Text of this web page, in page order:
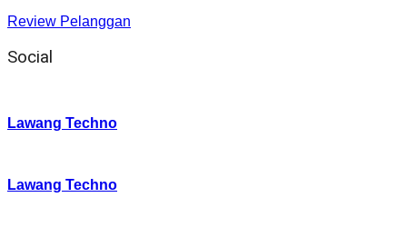
Review Pelanggan
Social
Lawang Techno
Lawang Techno